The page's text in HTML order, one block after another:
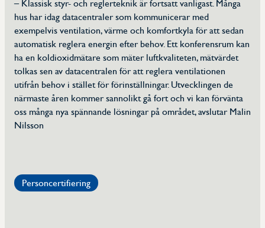
– Klassisk styr- och reglerteknik är fortsatt vanligast. Många
hus har idag datacentraler som kommunicerar med
exempelvis ventilation, värme och komfortkyla för att sedan
automatisk reglera energin efter behov. Ett konferensrum kan
ha en koldioxidmätare som mäter luftkvaliteten, mätvärdet
tolkas sen av datacentralen för att reglera ventilationen
utifrån behov i stället för förinställningar. Utvecklingen de
närmaste åren kommer sannolikt gå fort och vi kan förvänta
oss många nya spännande lösningar på området, avslutar Malin
Nilsson
Personcertifiering